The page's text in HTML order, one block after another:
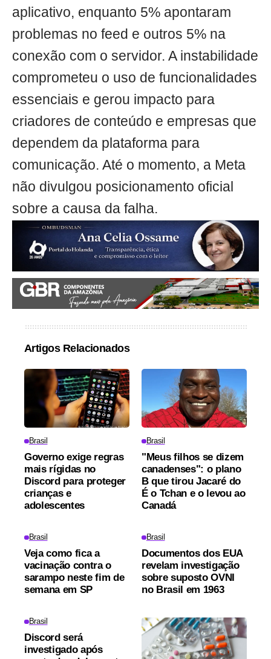
aplicativo, enquanto 5% apontaram
problemas no feed e outros 5% na
conexão com o servidor. A instabilidade
comprometeu o uso de funcionalidades
essenciais e gerou impacto para
criadores de conteúdo e empresas que
dependem da plataforma para
comunicação. Até o momento, a Meta
não divulgou posicionamento oficial
sobre a causa da falha.
Artigos Relacionados
Brasil
Governo exige regras
mais rígidas no
Discord para proteger
crianças e
adolescentes
Brasil
"Meus filhos se dizem
canadenses": o plano
B que tirou Jacaré do
É o Tchan e o levou ao
Canadá
Brasil
Veja como fica a
vacinação contra o
sarampo neste fim de
semana em SP
Brasil
Documentos dos EUA
revelam investigação
sobre suposto OVNI
no Brasil em 1963
Brasil
Discord será
investigado após